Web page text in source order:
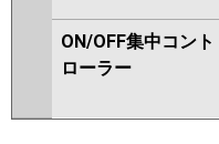
ON/OFF集中コント
ローラー